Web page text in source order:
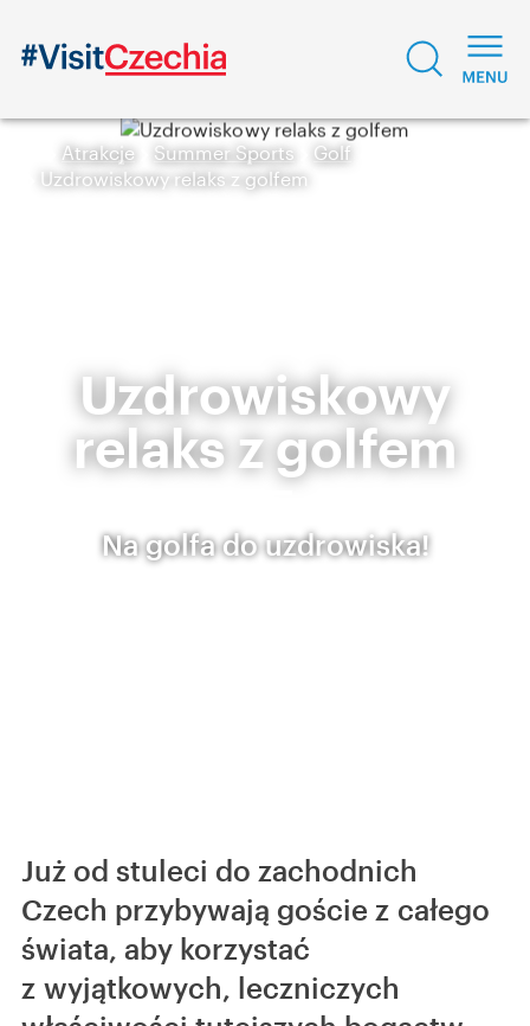
Atrakcje Summer Sports
Golf
Uzdrowiskowy relaks z golfem
Uzdrowiskowy
relaks z golfem
Na golfa do uzdrowiska!
Już od stuleci do zachodnich
Czech przybywają goście z całego
świata, aby korzystać
z wyjątkowych, leczniczych